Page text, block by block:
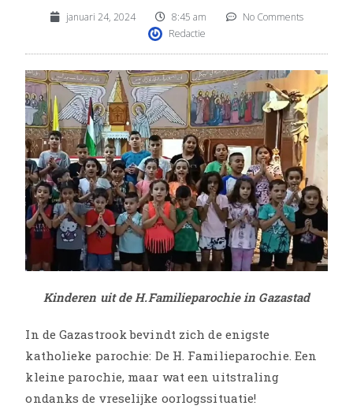
januari 24, 2024 8:45 am
No Comments
Redactie
Kinderen uit de H.Familieparochie in Gazastad
In de Gazastrook bevindt zich de enigste
katholieke parochie: De H. Familieparochie. Een
kleine parochie, maar wat een uitstraling
ondanks de vreselijke oorlogssituatie!